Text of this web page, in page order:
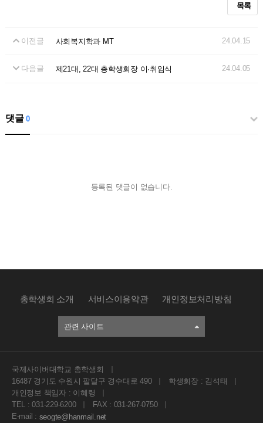
목록
이전글 사회복지학과 MT 24.04.15
다음글 제21대, 22대 총학생회장 이·취임식 24.04.05
댓글0
등록된 댓글이 없습니다.
총학생회 소개 서비스이용약관 개인정보처리방침
관련 사이트
국제사이버대학교 총학생회
16487 경기도 수원시 팔달구 경수대로 490
학생회장 : 김석태
개인정보 책임자 : 이혜령
TEL : 031-229-6200
FAX : 031-267-0750
E-mail : seogte@hanmail.net